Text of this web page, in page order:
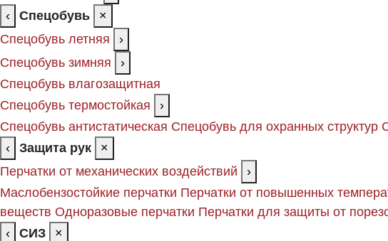
‹
Спецобувь
×
Спецобувь летняя
›
Спецобувь зимняя
›
Спецобувь влагозащитная
Спецобувь термостойкая
›
Спецобувь антистатическая Спецобувь для охранных структур
‹
Защита рук
×
Перчатки от механических воздействий
›
Маслобензостойкие перчатки Перчатки от повышенных
веществ Одноразовые перчатки Перчатки для защиты от
‹
СИЗ
×